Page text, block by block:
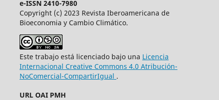
e-ISSN 2410-7980
Copyright (c) 2023 Revista Iberoamericana de
Bioeconomia y Cambio Climático.
Este trabajo está licenciado bajo una Licencia
Internacional Creative Commons 4.0 Atribución-
NoComercial-CompartirIgual .
URL OAI PMH